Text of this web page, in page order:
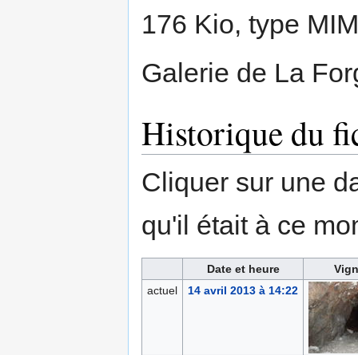
176 Kio, type
Galerie de La
Historique du
Cliquer sur une
qu'il était à ce
Date et heure
actuel
14 avril 2013 à 14:22